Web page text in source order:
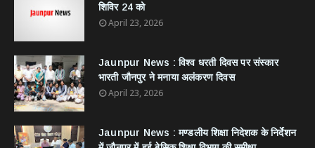
शिविर 24 को
April 23, 2026
Jaunpur News : विश्व धरती दिवस पर संस्कार
भारती जौनपुर ने मनाया अलंकरण दिवस
April 23, 2026
Jaunpur News : ​मण्डलीय शिक्षा निदेशक के निर्देशन